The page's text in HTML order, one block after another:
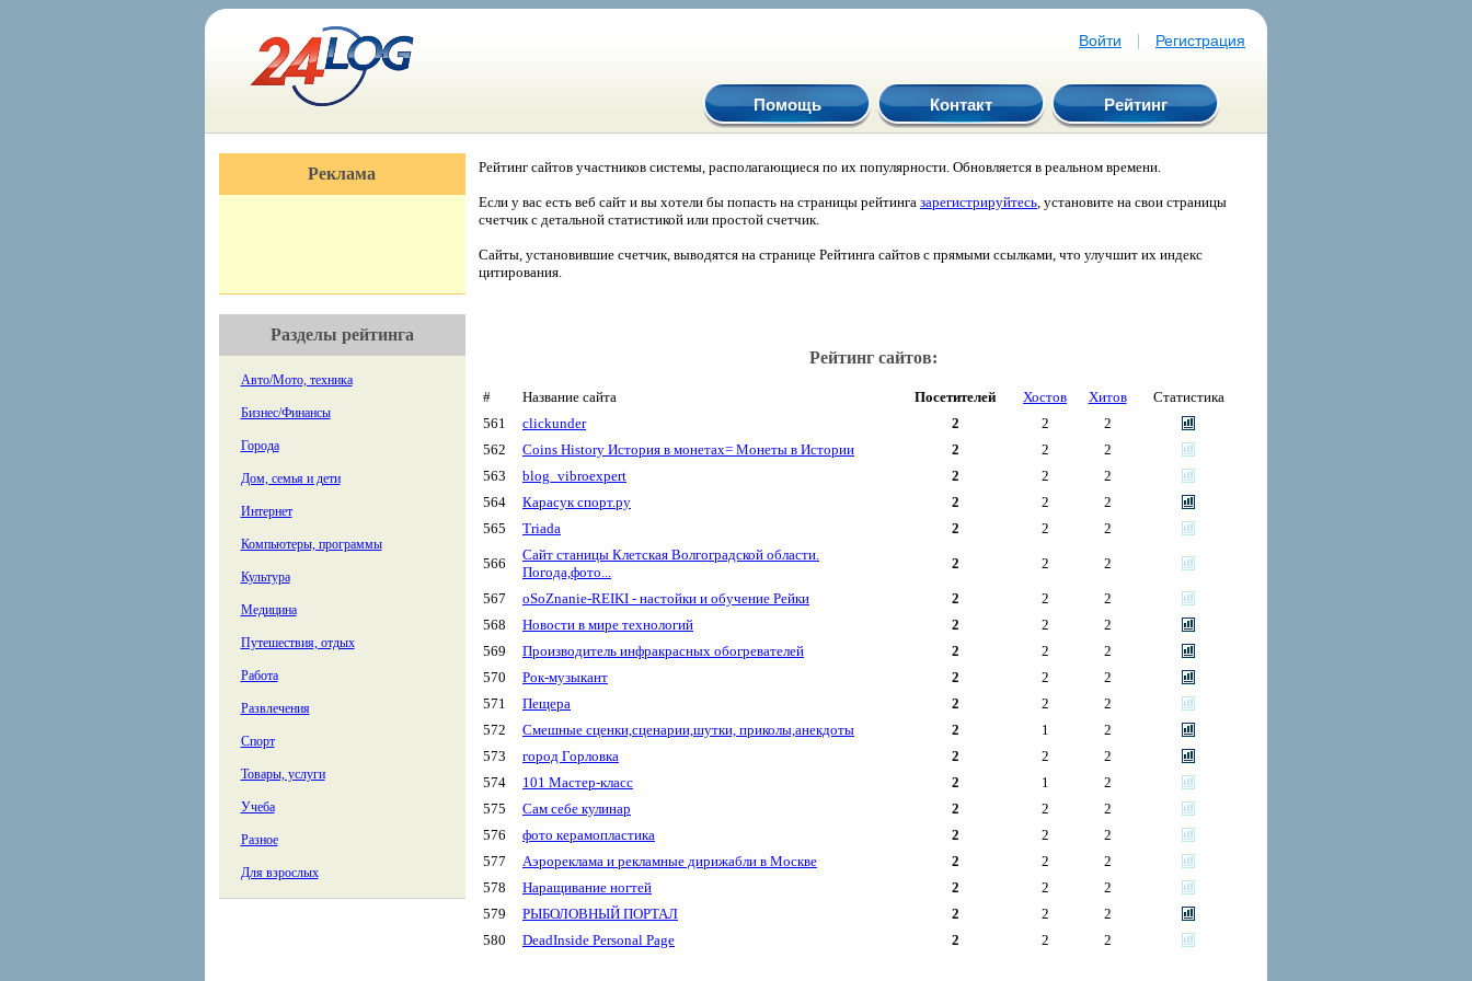
Войти | Регистрация
Помощь Контакт Рейтинг
Реклама
Разделы рейтинга
Авто/Мото, техника
Бизнес/Финансы
Города
Дом, семья и дети
Интернет
Компьютеры, программы
Культура
Медицина
Путешествия, отдых
Работа
Развлечения
Спорт
Товары, услуги
Учеба
Разное
Для взрослых
Рейтинг сайтов участников системы, располагающиеся по их популярности. Обновляется в реальном времени.
Если у вас есть веб сайт и вы хотели бы попасть на страницы рейтинга зарегистрируйтесь, установите на свои страницы
счетчик с детальной статистикой или простой счетчик.
Сайты, установившие счетчик, выводятся на странице Рейтинга сайтов с прямыми ссылками, что улучшит их индекс
цитирования.
Рейтинг сайтов:
# Название сайта Посетителей Хостов Хитов
Статистика
561
clickunder 2 2
2
562
Coins History История в монетах= Монеты в Истории 2 2
2
563
blog_vibroexpert 2 2
2
564
Карасук спорт.ру 2 2
2
565
Triada 2 2 2
566
Сайт станицы Клетская Волгоградской области.
Погода,фото...
2 2 2
567 oSoZnanie-REIKI - настойки и обучение Рейки 2 2
2
568
Новости в мире технологий 2 2
2
569
Производитель инфракрасных обогревателей 2 2
2
570
Рок-музыкант 2 2
2
571
Пещера 2 2
2
572
Смешные сценки,сценарии,шутки, приколы,анекдоты 2 1
2
573
город Горловка 2 2
2
574
101 Мастер-класс 2 1
2
575
Сам себе кулинар 2 2
2
576
фото керамопластика 2 2
2
577
Аэрореклама и рекламные дирижабли в Москве 2 2
2
578
Наращивание ногтей 2 2
2
579
РЫБОЛОВНЫЙ ПОРТАЛ 2 2
2
580
DeadInside Personal Page 2 2 2